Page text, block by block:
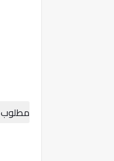
مطلوب 400 منصبا في التوجيه و الإعلام بمطار محمد الخامس بالدارالبيضاء و مطار مراكش - المنارة